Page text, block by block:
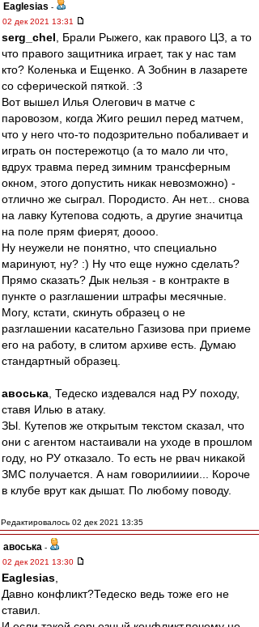
Eaglesias -
02 дек 2021 13:31
serg_chel , Брали Рыжего, как правого ЦЗ, а то
что правого защитника играет, так у нас там
кто? Коленька и Ещенко. А Зобнин в лазарете
со сферической пяткой. :3
Вот вышел Илья Олегович в матче с
паровозом, когда Жиго решил перед матчем,
что у него что-то подозрительно побаливает и
играть он постережотцо (а то мало ли что,
вдрух травма перед зимним трансферным
окном, этого допустить никак невозможно) -
отлично же сыграл. Породисто. Ан нет... снова
на лавку Кутепова содють, а другие значитца
на поле прям фиерят, доооо.
Ну неужели не понятно, что специально
маринуют, ну? :) Ну что еще нужно сделать?
Прямо сказать? Дык нельзя - в контракте в
пункте о разглашении штрафы месячные.
Могу, кстати, скинуть образец о не
разглашении касательно Газизова при приеме
его на работу, в слитом архиве есть. Думаю
стандартный образец.
авоська , Тедеско издевался над РУ походу,
ставя Илью в атаку.
ЗЫ. Кутепов же открытым текстом сказал, что
они с агентом настаивали на уходе в прошлом
году, но РУ отказало. То есть не рвач никакой
ЗМС получается. А нам говорилииии... Короче
в клубе врут как дышат. По любому поводу.
Редактировалось 02 дек 2021 13:35
авоська -
02 дек 2021 13:30
Eaglesias
Давно конфликт?Тедеско ведь тоже его не
ставил.